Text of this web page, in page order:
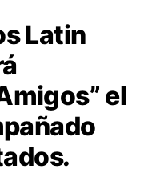
Latin
el
.